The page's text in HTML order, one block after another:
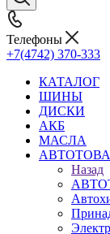
Телефоны
+7(4742) 370-333
КАТАЛОГ
ШИНЫ
ДИСКИ
АКБ
МАСЛА
Назад